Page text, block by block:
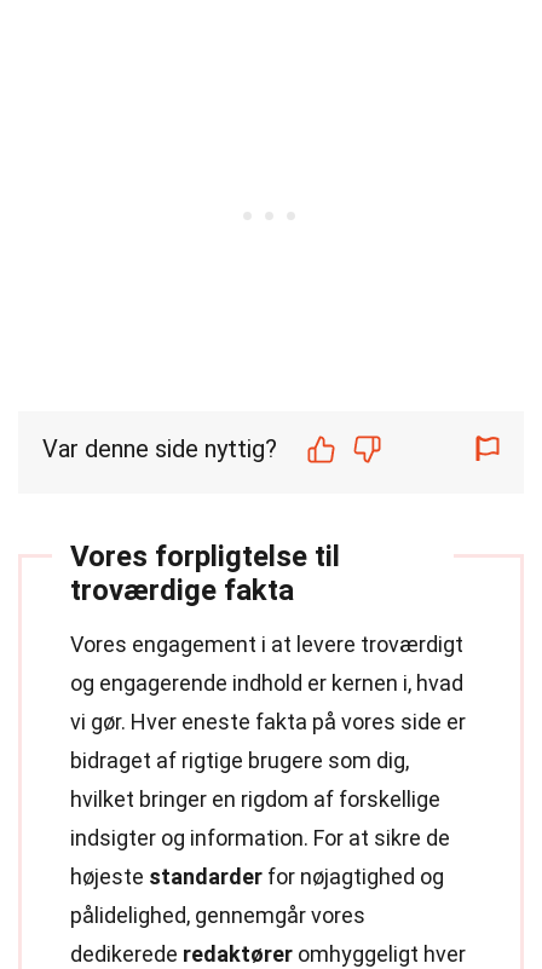
Var denne side nyttig?
Vores forpligtelse til
troværdige fakta
Vores engagement i at levere troværdigt
og engagerende indhold er kernen i, hvad
vi gør. Hver eneste fakta på vores side er
bidraget af rigtige brugere som dig,
hvilket bringer en rigdom af forskellige
indsigter og information. For at sikre de
højeste standarder for nøjagtighed og
pålidelighed, gennemgår vores
dedikerede redaktører omhyggeligt hver